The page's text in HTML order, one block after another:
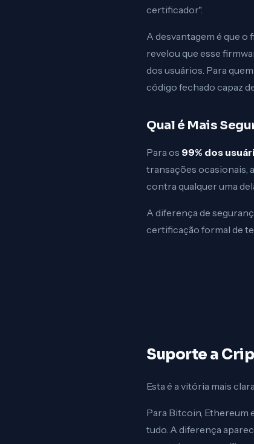
certificador".
A desvantagem é que
revelou que esse
dos usuários. Para
código fechado capaz
Qual é Mais
Para os 99% dos
transações ocasionais,
contra qualquer uma
A diferença de
certificação formal de
Suporte a
Esta é a vitória mais
Para Bitcoin, Ethereum
tudo. A diferença